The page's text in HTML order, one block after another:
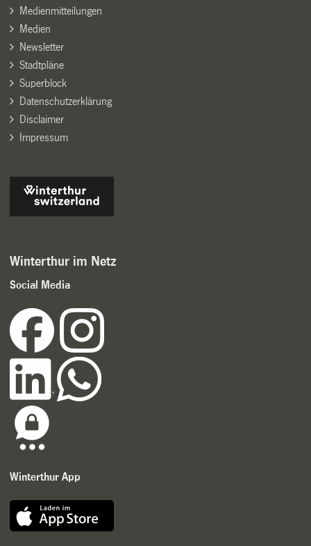
Medienmitteilungen
Medien
Newsletter
Stadtpläne
Superblock
Datenschutzerklärung
Disclaimer
Impressum
Winterthur im Netz
Social Media
Winterthur App